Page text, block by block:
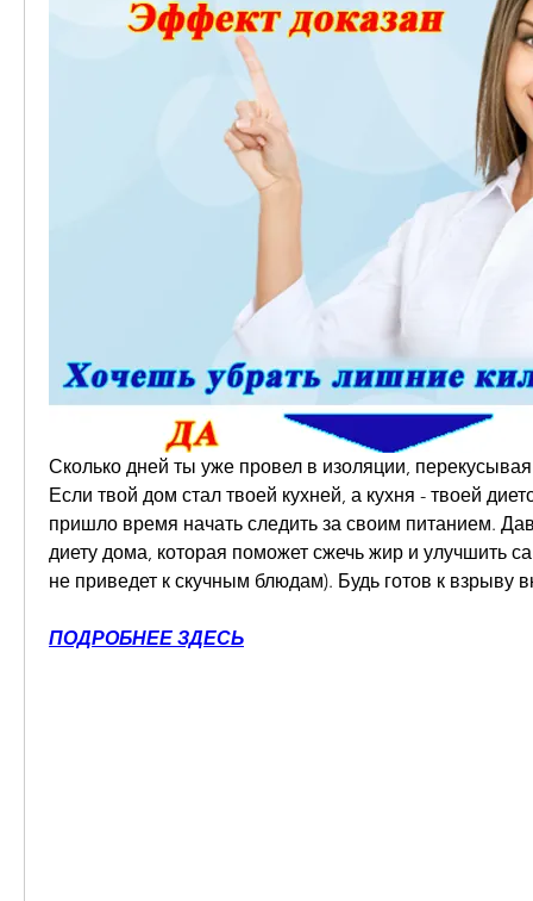
Сколько дней ты уже провел в изоляции,
Если твой дом стал твоей кухней, а кухня - твоей
пришло время начать следить за своим питанием.
диету дома, которая поможет сжечь жир и улучшить
не приведет к скучным блюдам). Будь готов к взрыву
ПОДРОБНЕЕ ЗДЕСЬ